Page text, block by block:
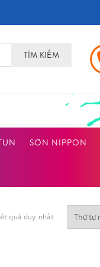
TÌM KIẾM
SƠN NIPPON
quả duy nhất